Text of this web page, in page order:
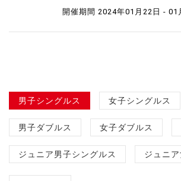
開催期間 2024年01月22日 - 01
男子シングルス 女子シングルス
男子ダブルス 女子ダブルス
ジュニア男子シングルス ジュニ